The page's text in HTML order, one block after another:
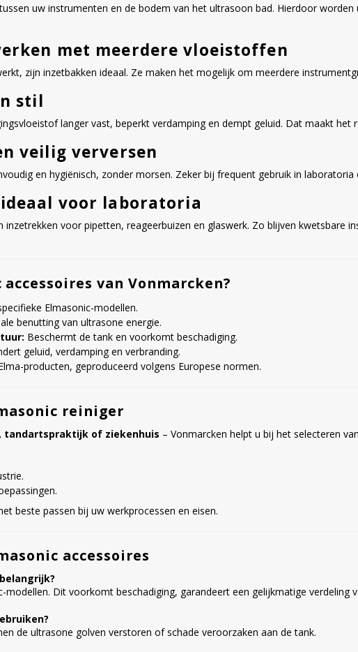
uw instrumenten en de bodem van het ultrasoon bad. Hierdoor
met meerdere vloeistoffen
zijn inzetbakken ideaal. Ze maken het mogelijk om meerdere
stil
langer vast, beperkt verdamping en dempt geluid. Dat maakt het
veilig verversen
en hygiënisch, zonder morsen. Zeker bij frequent gebruik in
voor laboratoria
voor pipetten, reageerbuizen en glaswerk. Zo blijven kwetsbare
van Vonmarcken?
Elmasonic-modellen.
benutting van ultrasone energie.
Beschermt de tank en voorkomt beschadiging.
geluid, verdamping en verbranding.
producten, geproduceerd volgens Europese normen.
reiniger
tandartspraktijk of ziekenhuis – Vonmarcken helpt u bij het selecteren
beste passen bij uw werkprocessen en eisen.
accessoires
Dit voorkomt beschadiging, garandeert een gelijkmatige verdeling
de ultrasone golven verstoren of schade veroorzaken aan de tank.